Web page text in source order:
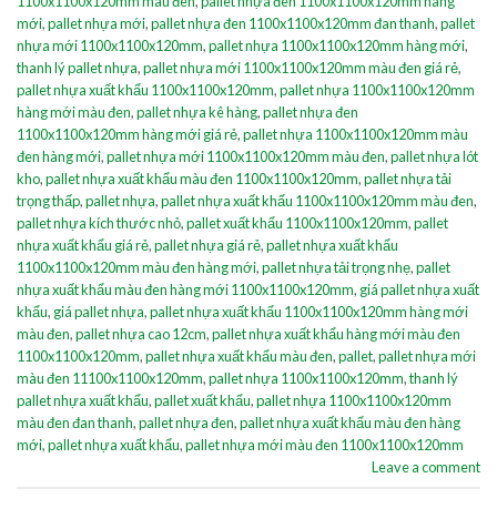
mới,pallet nhựa mới,pallet nhựa đen 1100x1100x120mm đan thanh,pallet
nhựa mới 1100x1100x120mm,pallet nhựa 1100x1100x120mm hàng mới,
thanh lý pallet nhựa,pallet nhựa mới 1100x1100x120mm màu đen giá rẻ,
pallet nhựa xuất khẩu 1100x1100x120mm,pallet nhựa 1100x1100x120mm
hàng mới màu đen,pallet nhựa kê hàng,pallet nhựa đen
1100x1100x120mm hàng mới giá rẻ,pallet nhựa 1100x1100x120mm màu
đen hàng mới,pallet nhựa mới 1100x1100x120mm màu đen,pallet nhựa lót
kho,pallet nhựa xuất khẩu màu đen 1100x1100x120mm,pallet nhựa tải
trọng thấp,pallet nhựa,pallet nhựa xuất khẩu 1100x1100x120mm màu đen,
pallet nhựa kích thước nhỏ,pallet xuất khẩu 1100x1100x120mm,pallet
nhựa xuất khẩu giá rẻ,pallet nhựa giá rẻ,pallet nhựa xuất khẩu
1100x1100x120mm màu đen hàng mới,pallet nhựa tải trọng nhẹ,pallet
nhựa xuất khẩu màu đen hàng mới 1100x1100x120mm, giá pallet nhựa xuất
khẩu, giá pallet nhựa,pallet nhựa xuất khẩu 1100x1100x120mm hàng mới
màu đen,pallet nhựa cao 12cm,pallet nhựa xuất khẩu hàng mới màu đen
1100x1100x120mm,pallet nhựa xuất khẩu màu đen,pallet,pallet nhựa mới
màu đen 11100x1100x120mm,pallet nhựa 1100x1100x120mm,thanh lý
pallet nhựa xuất khẩu,pallet xuất khẩu,pallet nhựa 1100x1100x120mm
màu đen đan thanh,pallet nhựa đen,pallet nhựa xuất khẩu màu đen hàng
mới,pallet nhựa xuất khẩu,pallet nhựa mới màu đen 1100x1100x120mm
Leave a comment